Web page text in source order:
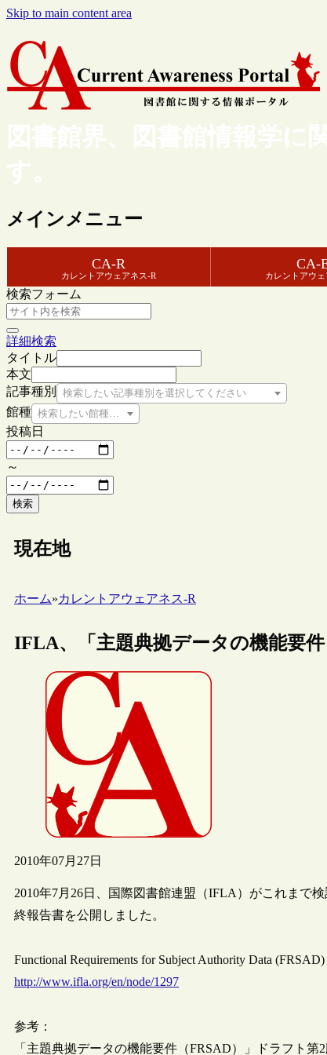
Skip to main content area
図書館界、図書館情報学
す。
メインメニュー
CA-R
カレントアウェアネス-R
CA-
カレントアウ
検索フォーム
詳細検索
タイトル
本文
記事種別
検索したい記事種別を選択してください
館種 検索したい館種を選択してください
投稿日
～
検索
現在地
ホーム»カレントアウェアネス-R
IFLA、「主題典拠データの機能要
2010年07月27日
2010年7月26日、国際図書館連盟（IFLA）がこれまで
終報告書を公開しました。
Functional Requirements for Subject Authority Data
http://www.ifla.org/en/node/1297
参考：
「主題典拠データの機能要件（FRSAD）」ドラフト第